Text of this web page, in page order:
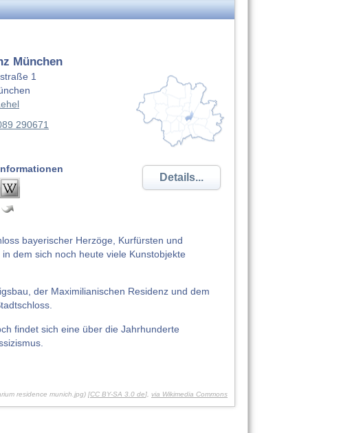
Details...
bayerischer Herzöge, Kurfürsten und
dem sich noch heute viele Kunstobjekte
der Maximilianischen Residenz und dem
findet sich eine über die Jahrhunderte
residence munich.jpg) [CC BY-SA 3.0 de], via Wikimedia Commons
München
1
290671